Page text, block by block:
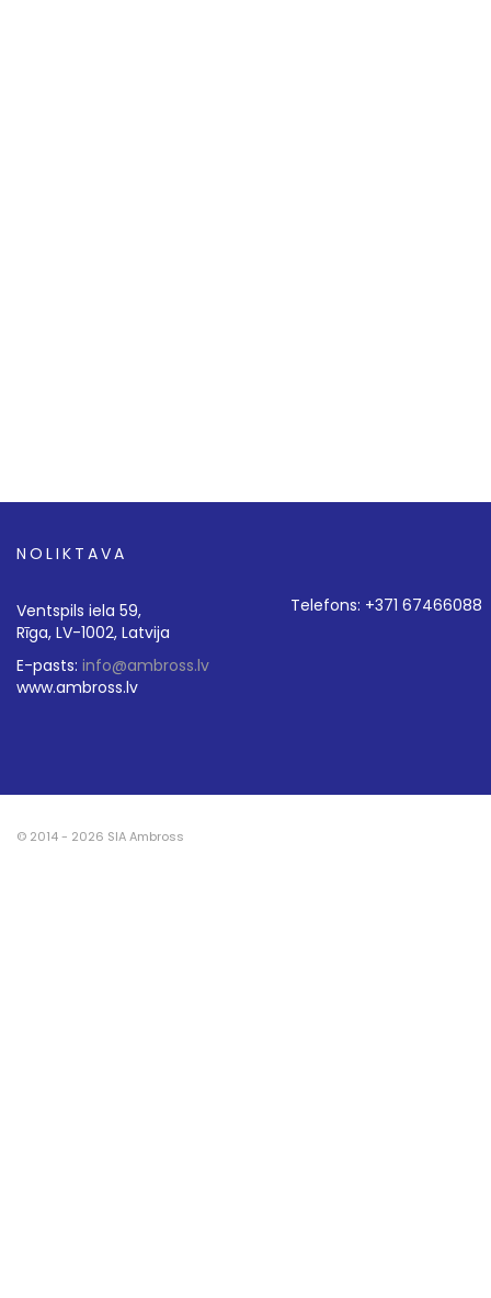
NOLIKTAVA
Ventspils iela 59,
Rīga, LV-1002, Latvija
E-pasts: info@ambross.lv
www.ambross.lv
Telefons: +371 67466088
© 2014 - 2026 SIA Ambross